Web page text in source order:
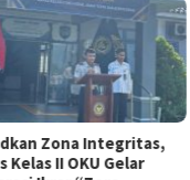
HBP Ke-62,
dilaksanakan di